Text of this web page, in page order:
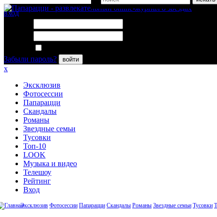
вход
Забыли пароль?
войти
x
Эксклюзив
Фотосессии
Папарацци
Скандалы
Романы
Звездные семьи
Тусовки
Топ-10
LOOK
Музыка и видео
Телешоу
Рейтинг
Вход
Эксклюзив Фотосессии Папарацци Скандалы Романы Звездные семьи Тусовки